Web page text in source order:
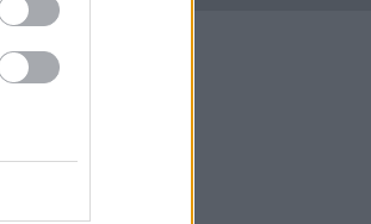
πως έχει
και